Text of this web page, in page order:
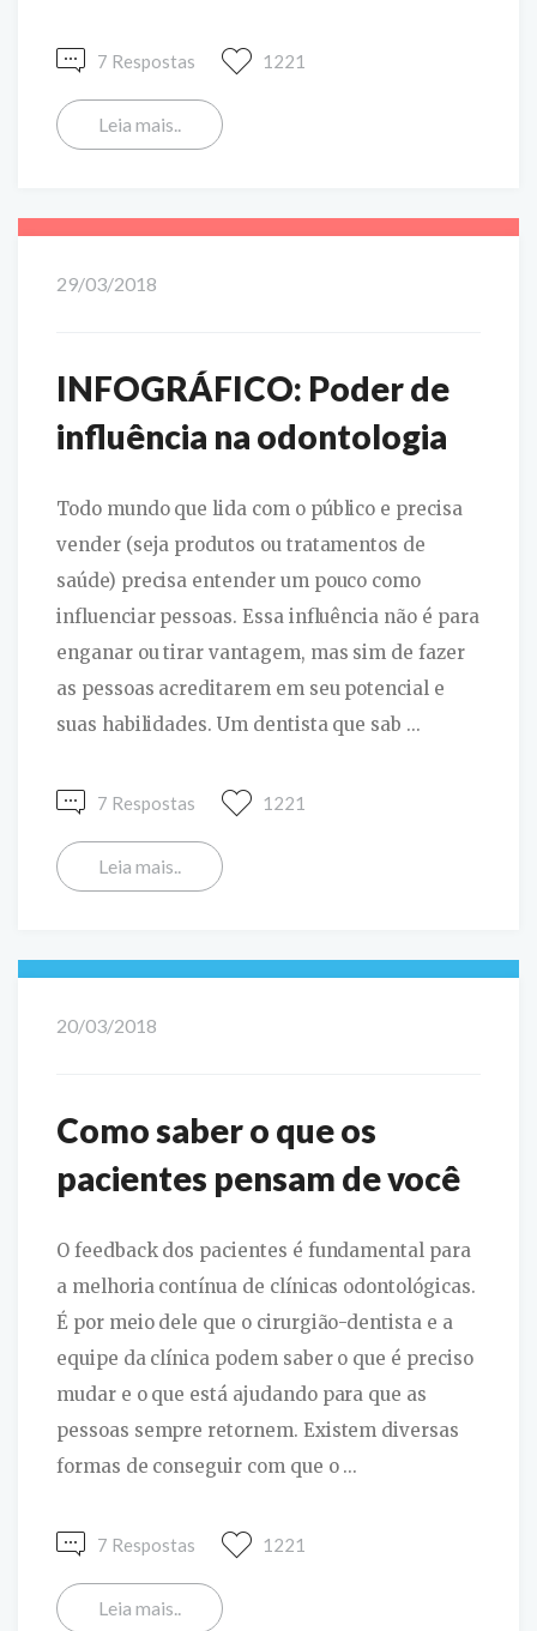
7 Respostas 1221
Leia mais..
29/03/2018
INFOGRÁFICO: Poder de
influência na odontologia
Todo mundo que lida com o público e precisa
vender (seja produtos ou tratamentos de
saúde) precisa entender um pouco como
influenciar pessoas. Essa influência não é para
enganar ou tirar vantagem, mas sim de fazer
as pessoas acreditarem em seu potencial e
suas habilidades. Um dentista que sab ...
7 Respostas 1221
Leia mais..
20/03/2018
Como saber o que os
pacientes pensam de você
O feedback dos pacientes é fundamental para
a melhoria contínua de clínicas odontológicas.
É por meio dele que o cirurgião-dentista e a
equipe da clínica podem saber o que é preciso
mudar e o que está ajudando para que as
pessoas sempre retornem. Existem diversas
formas de conseguir com que o ...
7 Respostas 1221
Leia mais..